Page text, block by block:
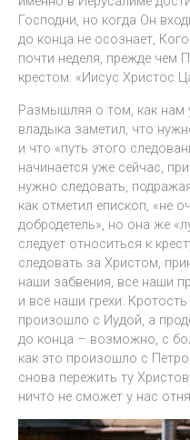
Господни, но когда Он
до конца не осознает,
почти неделя, прежде чем
крестом: «Иисус Христос
Размышляя о том, как нам
владыка заметил, что
и что «путь этого
начинается уже сейчас,
нужно следовать,
как отметил епископ, «не
добродетель», но она же
следует относиться к
следовать за Христом,
наши забвения, все наши
и все наши грехи.
произошло с Иудой, а
до конца – возможно, с
как это произошло с
снова пережить ту
ничто не сможет у нас